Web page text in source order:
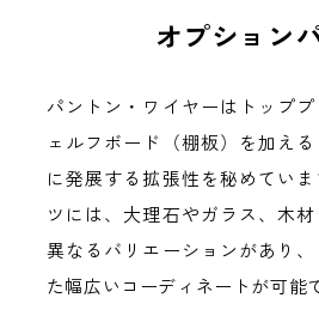
オプション
パントン・ワイヤーはトップ
ェルフボード（棚板）を加え
に発展する拡張性を秘めてい
ツには、大理石やガラス、木
異なるバリエーションがあり
た幅広いコーディネートが可能